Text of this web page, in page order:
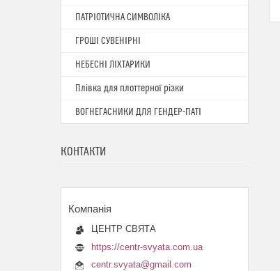
ПАТРІОТИЧНА СИМВОЛІКА
ГРОШІ СУВЕНІРНІ
НЕБЕСНІ ЛІХТАРИКИ
Плівка для плоттерної різки
ВОГНЕГАСНИКИ ДЛЯ ГЕНДЕР-ПАТІ
КОНТАКТИ
ЦЕНТР СВЯТА
https://centr-svyata.com.ua
centr.svyata@gmail.com